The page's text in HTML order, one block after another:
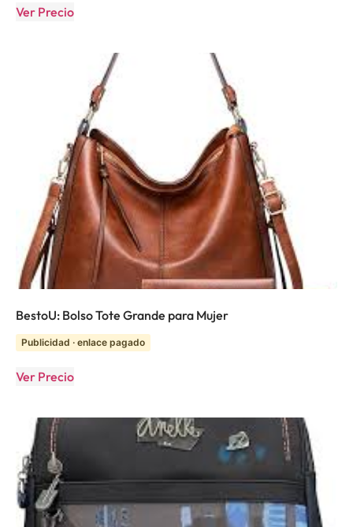
Ver Precio
BestoU: Bolso Tote Grande para Mujer
Publicidad · enlace pagado
Ver Precio